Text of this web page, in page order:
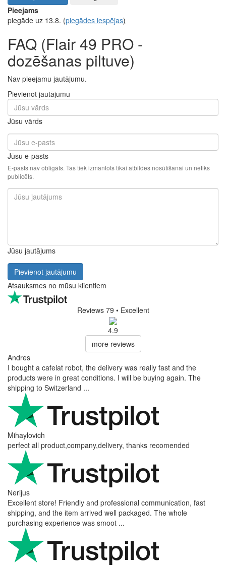
Pieejams
piegāde uz 13.8. (piegādes iespējas)
FAQ (Flair 49 PRO -
dozēšanas piltuve)
Nav pieejamu jautājumu.
Pievienot jautājumu
Jūsu vārds
Jūsu e-pasts
E-pasts nav obligāts. Tas tiek izmantots tikai atbildes nosūtīšanai un netiks
publicēts.
Jūsu jautājums
Pievienot jautājumu
Atsauksmes no mūsu klientiem
Reviews 79 • Excellent
4.9
more reviews
Andres
I bought a cafelat robot, the delivery was really fast and the
products were in great conditions. I will be buying again. The
shipping to Switzerland ...
Mihaylovich
perfect all product,company,delivery, thanks recomended
Nerijus
Excellent store! Friendly and professional communication, fast
shipping, and the item arrived well packaged. The whole
purchasing experience was smoot ...